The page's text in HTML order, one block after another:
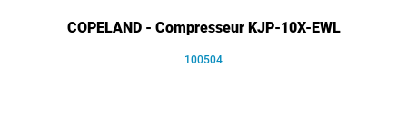
COPELAND - Compresseur KJP-10X-EWL
100504